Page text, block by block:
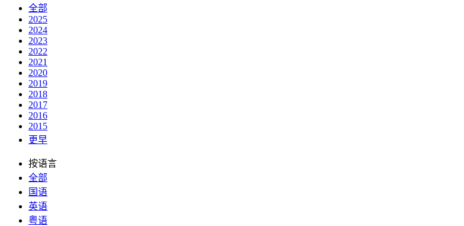
全部
2025
2024
2023
2022
2021
2020
2019
2018
2017
2016
2015
更早
按语言
全部
国语
英语
粤语